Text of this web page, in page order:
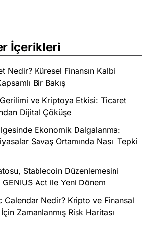
İçerikleri
Nedir? Küresel Finansın Kalbi
Bir Bakış
ve Kriptoya Etkisi: Ticaret
Dijital Çöküşe
Ekonomik Dalgalanma:
Savaş Ortamında Nasıl Tepki
Stablecoin Düzenlemesini
GENIUS Act ile Yeni Dönem
Calendar Nedir? Kripto ve Finansal
Zamanlanmış Risk Haritası